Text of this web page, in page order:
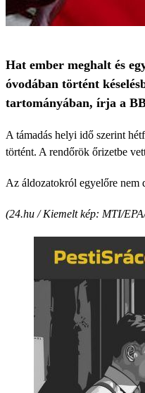
Hat ember meghalt és
óvodában történt
tartományában, írja a
A támadás helyi idő szerint
történt. A rendőrök őrizetbe
Az áldozatokról egyelőre nem
(24.hu / Kiemelt kép: MTI/